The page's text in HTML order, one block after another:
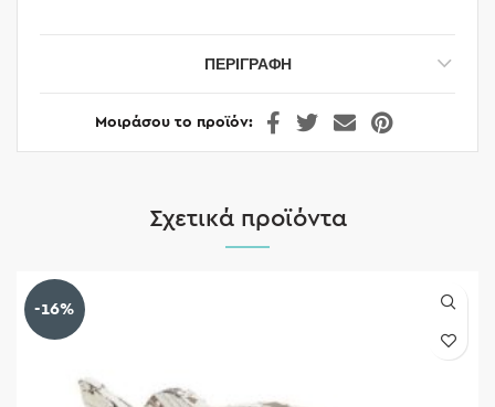
ΠΕΡΙΓΡΑΦΉ
Μοιράσου το προϊόν
Σχετικά προϊόντα
-16%